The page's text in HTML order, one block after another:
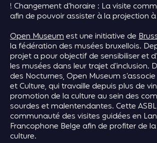
! Changement d’horaire : La visite
afin de pouvoir assister à la projection à
Open Museumest une initiative de
la fédération des musées bruxellois.
projet a pour objectif de sensibiliser et
les musées dans leur trajet d’inclusion.
des Nocturnes, Open Museum
et Culture, qui travaille depuis plus de
promotion de la culture au sein des
sourdes et malentendantes. Cette
communauté des visites guidées en
Francophone Belge afin de profiter de
culture.